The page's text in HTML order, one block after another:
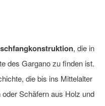
, die in
des Gargano zu finden ist.
die bis ins Mittelalter
Schäfern aus Holz und